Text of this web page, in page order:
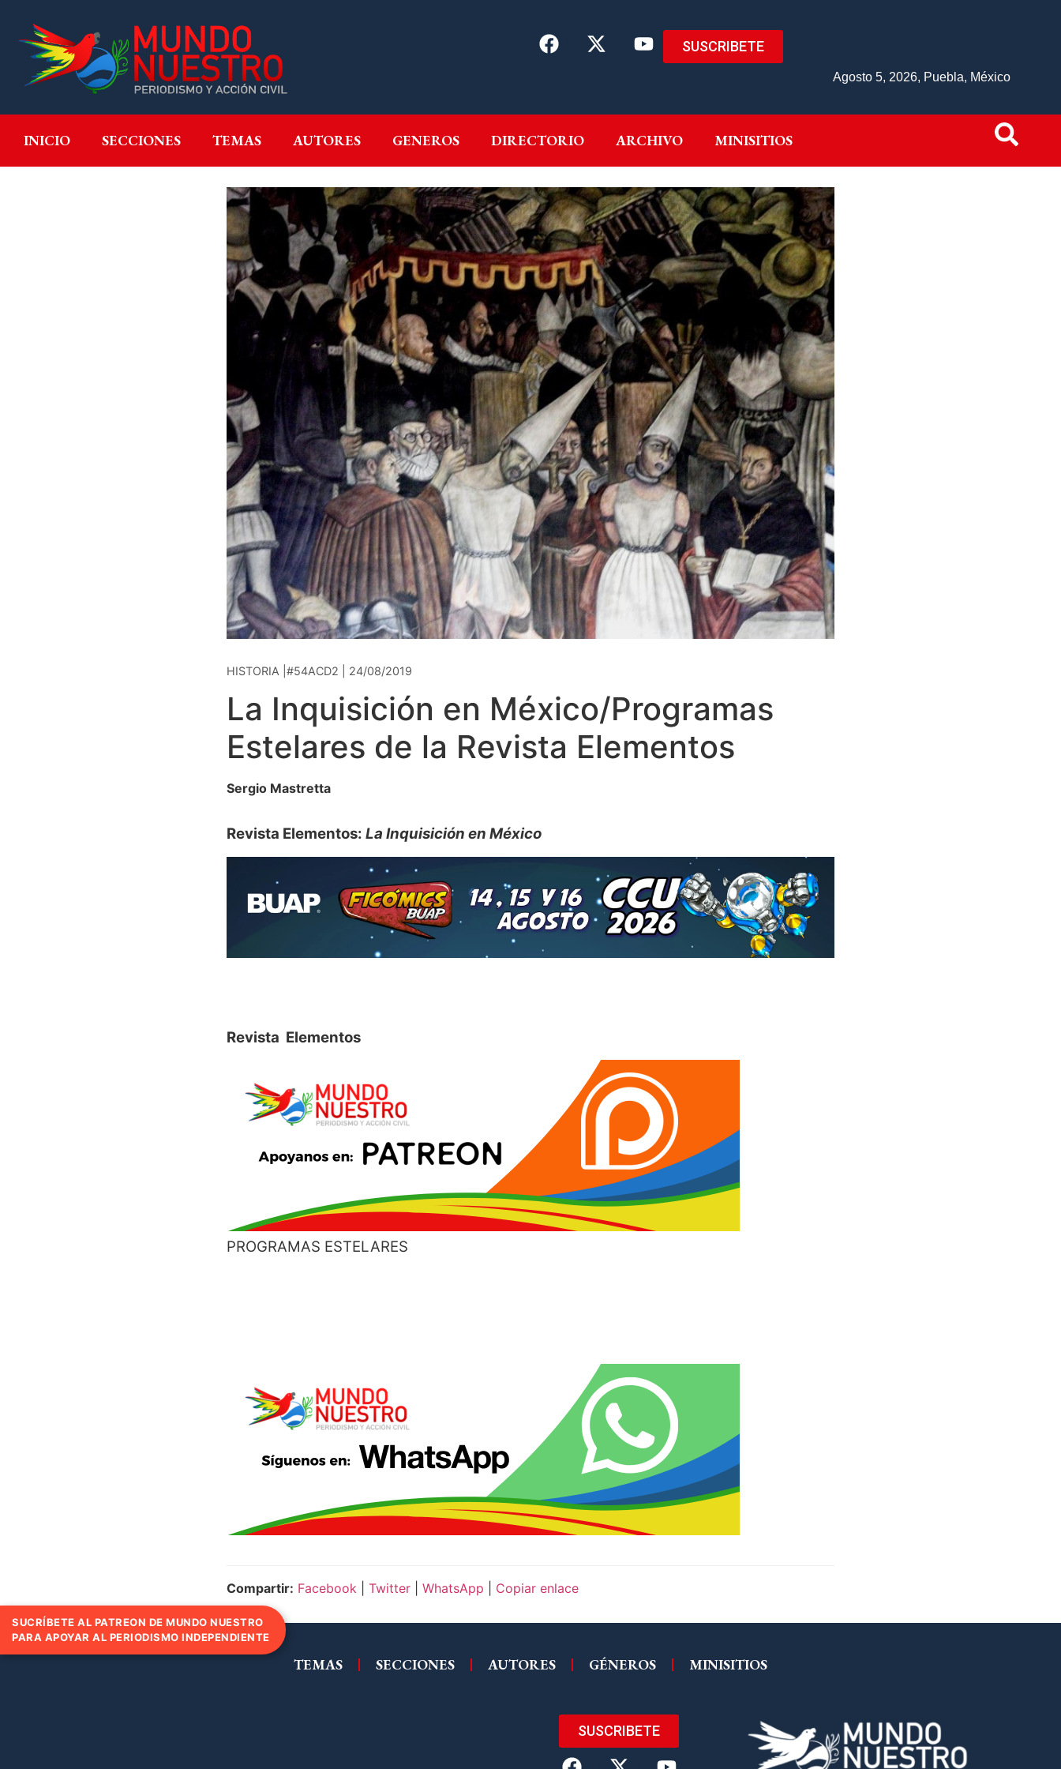
SUSCRIBETE
Agosto 5, 2026, Puebla, México
INICIO SECCIONES TEMAS AUTORES GENEROS DIRECTORIO ARCHIVO MINISITIOS
INICIO SECCIONES GENEROS DIRECTORIO ARCHIVO MINISITIOS
HISTORIA |#54ACD2 | 24/08/2019
La Inquisición en México/Programas
Estelares de la Revista Elementos
Sergio Mastretta
Revista Elementos: La Inquisición en México
Revista Elementos
PROGRAMAS ESTELARES
Compartir: Facebook Twitter WhatsApp Copiar enlace
TEMAS SECCIONES AUTORES GÉNEROS MINISITIOS
SUSCRIBETE
SUCRÍBETE AL PATREON DE MUNDO NUESTRO
PARA APOYAR AL PERIODISMO INDEPENDIENTE